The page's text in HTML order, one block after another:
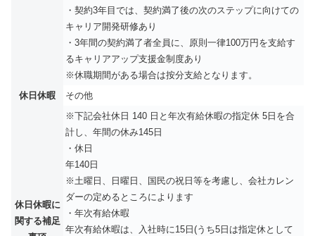
・契約3年目では、契約満了後の次のステップに向けての
キャリア開発研修あり
・3年間の契約満了者全員に、原則一律100万円を支給す
るキャリアアップ支援金制度あり
※休職期間がある場合は按分支給となります。
休日休暇
その他
休日休暇に
関する補足
※下記会社休日 140 日と年次有給休暇の指定休 5日を合
計し、年間の休み145日
・休日
年140日
※土曜日、日曜日、国民の祝日等を考慮し、会社カレン
ダーの定めるところによります
・年次有給休暇
年次有給休暇は、入社時に15日(うち5日は指定休として